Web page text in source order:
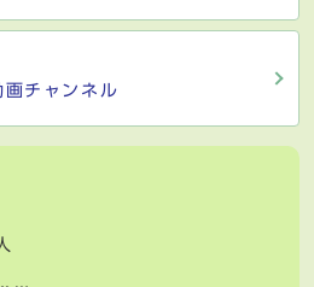
チャンネル